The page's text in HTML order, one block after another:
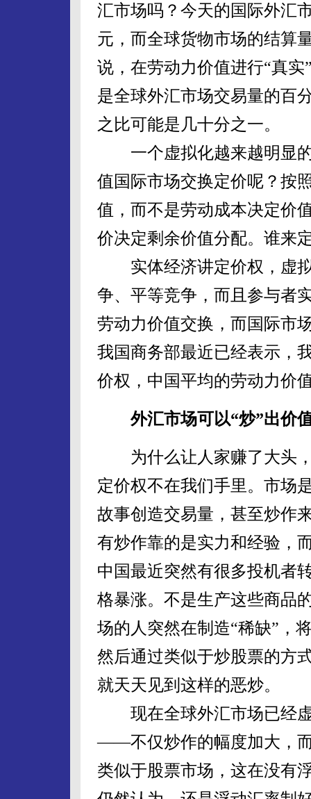
汇市场吗？今天的国际外汇
元，而全球货物市场的结算
说，在劳动力价值进行“真
是全球外汇市场交易量的百
之比可能是几十分之一。
一个虚拟化越来越明显的
值国际市场交换定价呢？按
值，而不是劳动成本决定价
价决定剩余价值分配。谁来
实体经济讲定价权，虚拟
争、平等竞争，而且参与者
劳动力价值交换，而国际市
我国商务部最近已经表示，
价权，中国平均的劳动力价
外汇市场可以“炒”出价
为什么让人家赚了大头，
定价权不在我们手里。市场
故事创造交易量，甚至炒作
有炒作靠的是实力和经验，
中国最近突然有很多投机者
格暴涨。不是生产这些商品
场的人突然在制造“稀缺”，
然后通过类似于炒股票的方
就天天见到这样的恶炒。
现在全球外汇市场已经虚
——不仅炒作的幅度加大，
类似于股票市场，这在没有